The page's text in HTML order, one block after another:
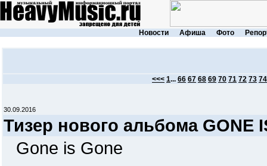
Новости Афиша Фото
<<< 1... 66 67 68 69 70 71 72 73 74
30.09.2016
Тизер нового альбома GONE
Gone is Gone